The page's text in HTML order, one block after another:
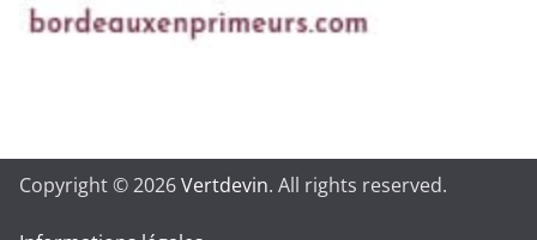
Copyright © 2026Vertdevin. All rights reserved.